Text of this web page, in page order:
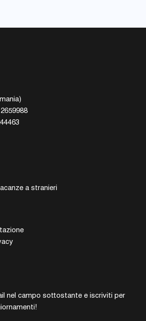
a stranieri
nel campo sottostante e iscriviti per